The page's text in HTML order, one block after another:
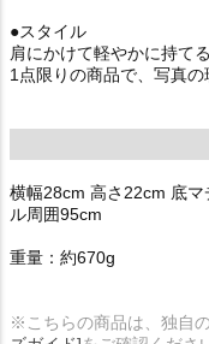
●スタイル
肩にかけて軽やかに持て
1点限りの商品で、写真の
横幅28cm 高さ22cm 底
ル周囲95cm
重量：約670g
※こちらの商品は、独自